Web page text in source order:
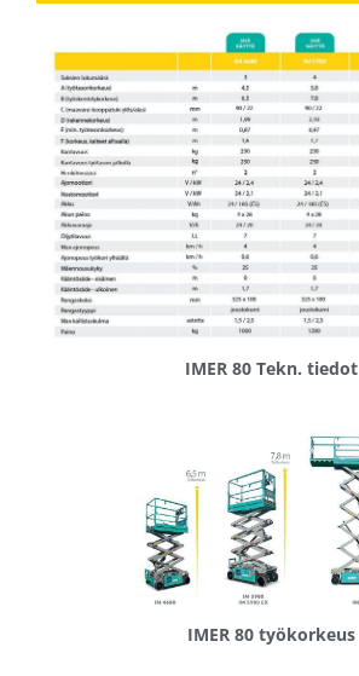
IMER 80 Tekn. tiedot
IMER 80 työkorkeus